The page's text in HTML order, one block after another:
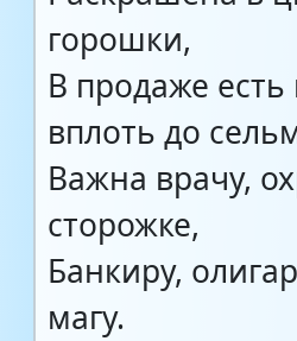
горошки,
В продаже есть
вплоть до
Важна врачу,
сторожке,
Банкиру,
магу.